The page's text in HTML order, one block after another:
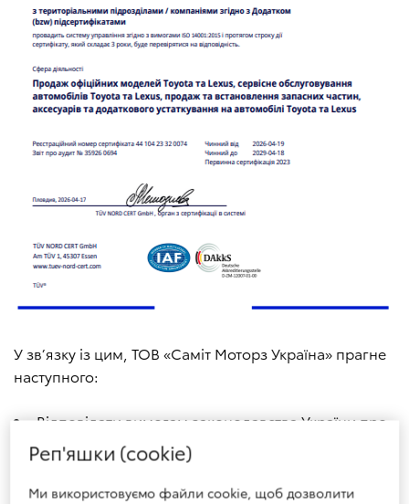
У зв’язку із цим, ТОВ «Саміт Моторз Україна» прагне
наступного:
Відповідати вимогам законодавства України про
охорону навколишнього середовища;
Відповідати та виконувати вимоги стандарту ISO
Реп'яшки (cookie)
Ми використовуємо файли cookie, щоб дозволити